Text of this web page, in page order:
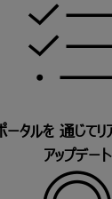
タルを 通じてリ
アップデート